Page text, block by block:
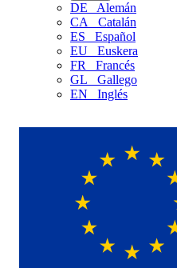
DE
Alemán
CA
Catalán
ES
Español
EU
Euskera
FR
Francés
GL
Gallego
EN
Inglés